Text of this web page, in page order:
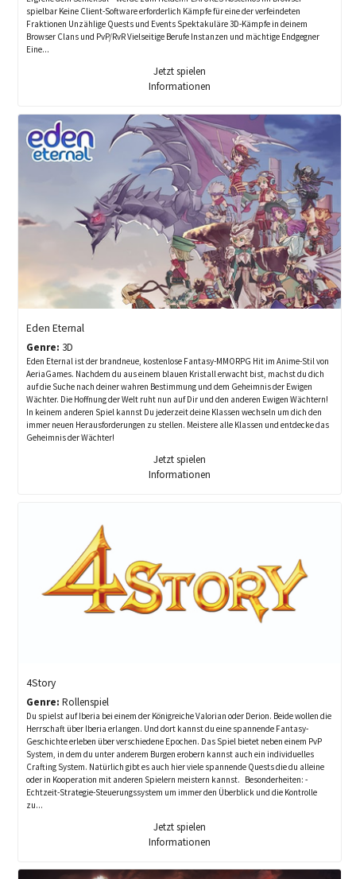
spielbar Keine Client-Software erforderlich Kämpfe für eine der verfeindeten
Fraktionen Unzählige Quests und Events Spektakuläre 3D-Kämpfe in deinem
Browser Clans und PvP/RvR Vielseitige Berufe Instanzen und mächtige Endgegner
Eine...
Jetzt spielen
Informationen
Eden Eternal
Genre: 3D
Eden Eternal ist der brandneue, kostenlose Fantasy-MMORPG Hit im Anime-Stil von
AeriaGames. Nachdem du aus einem blauen Kristall erwacht bist, machst du dich
auf die Suche nach deiner wahren Bestimmung und dem Geheimnis der Ewigen
Wächter. Die Hoffnung der Welt ruht nun auf Dir und den anderen Ewigen Wächtern!
In keinem anderen Spiel kannst Du jederzeit deine Klassen wechseln um dich den
immer neuen Herausforderungen zu stellen. Meistere alle Klassen und entdecke das
Geheimnis der Wächter!
Jetzt spielen
Informationen
4Story
Genre: Rollenspiel
Du spielst auf Iberia bei einem der Königreiche Valorian oder Derion. Beide wollen die
Herrschaft über Iberia erlangen. Und dort kannst du eine spannende Fantasy-
Geschichte erleben über verschiedene Epochen. Das Spiel bietet neben einem PvP
System, in dem du unter anderem Burgen erobern kannst auch ein individuelles
Crafting System. Natürlich gibt es auch hier viele spannende Quests die du alleine
oder in Kooperation mit anderen Spielern meistern kannst. Besonderheiten: -
Echtzeit-Strategie-Steuerungssystem um immer den Überblick und die Kontrolle
zu...
Jetzt spielen
Informationen